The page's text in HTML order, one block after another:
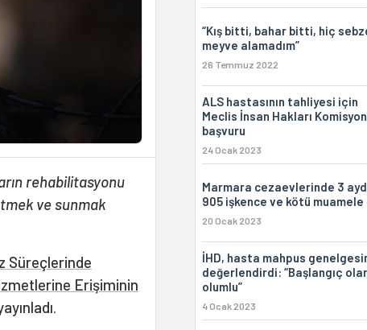
rehabilitasyonu
ve sunmak
Süreçlerinde
Erişiminin
“Kış bitti, bahar bitti, hiç
meyve alamadım”
26 Temmuz 2022
ALS hastasının tahliyesi için
Meclis İnsan Hakları
başvuru
24 Ocak 2023
Marmara cezaevlerinde 3
905 işkence ve kötü muamele
20 Ocak 2023
İHD, hasta mahpus
değerlendirdi: “Başlangıç
olumlu”
4 Ocak 2023